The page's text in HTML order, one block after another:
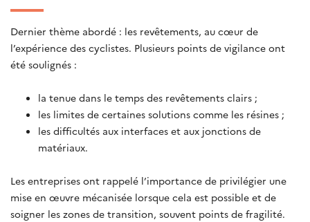
Dernier thème abordé : les revêtements, au cœur de
l’expérience des cyclistes. Plusieurs points de vigilance ont
été soulignés :
la tenue dans le temps des revêtements clairs ;
les limites de certaines solutions comme les résines ;
les difficultés aux interfaces et aux jonctions de
matériaux.
Les entreprises ont rappelé l’importance de privilégier une
mise en œuvre mécanisée lorsque cela est possible et de
soigner les zones de transition, souvent points de fragilité.